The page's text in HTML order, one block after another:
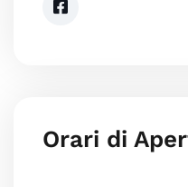
Orari di